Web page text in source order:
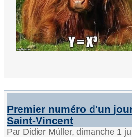
Premier numéro d'un
Saint-Vincent
Par Didier Müller, dimanche 1